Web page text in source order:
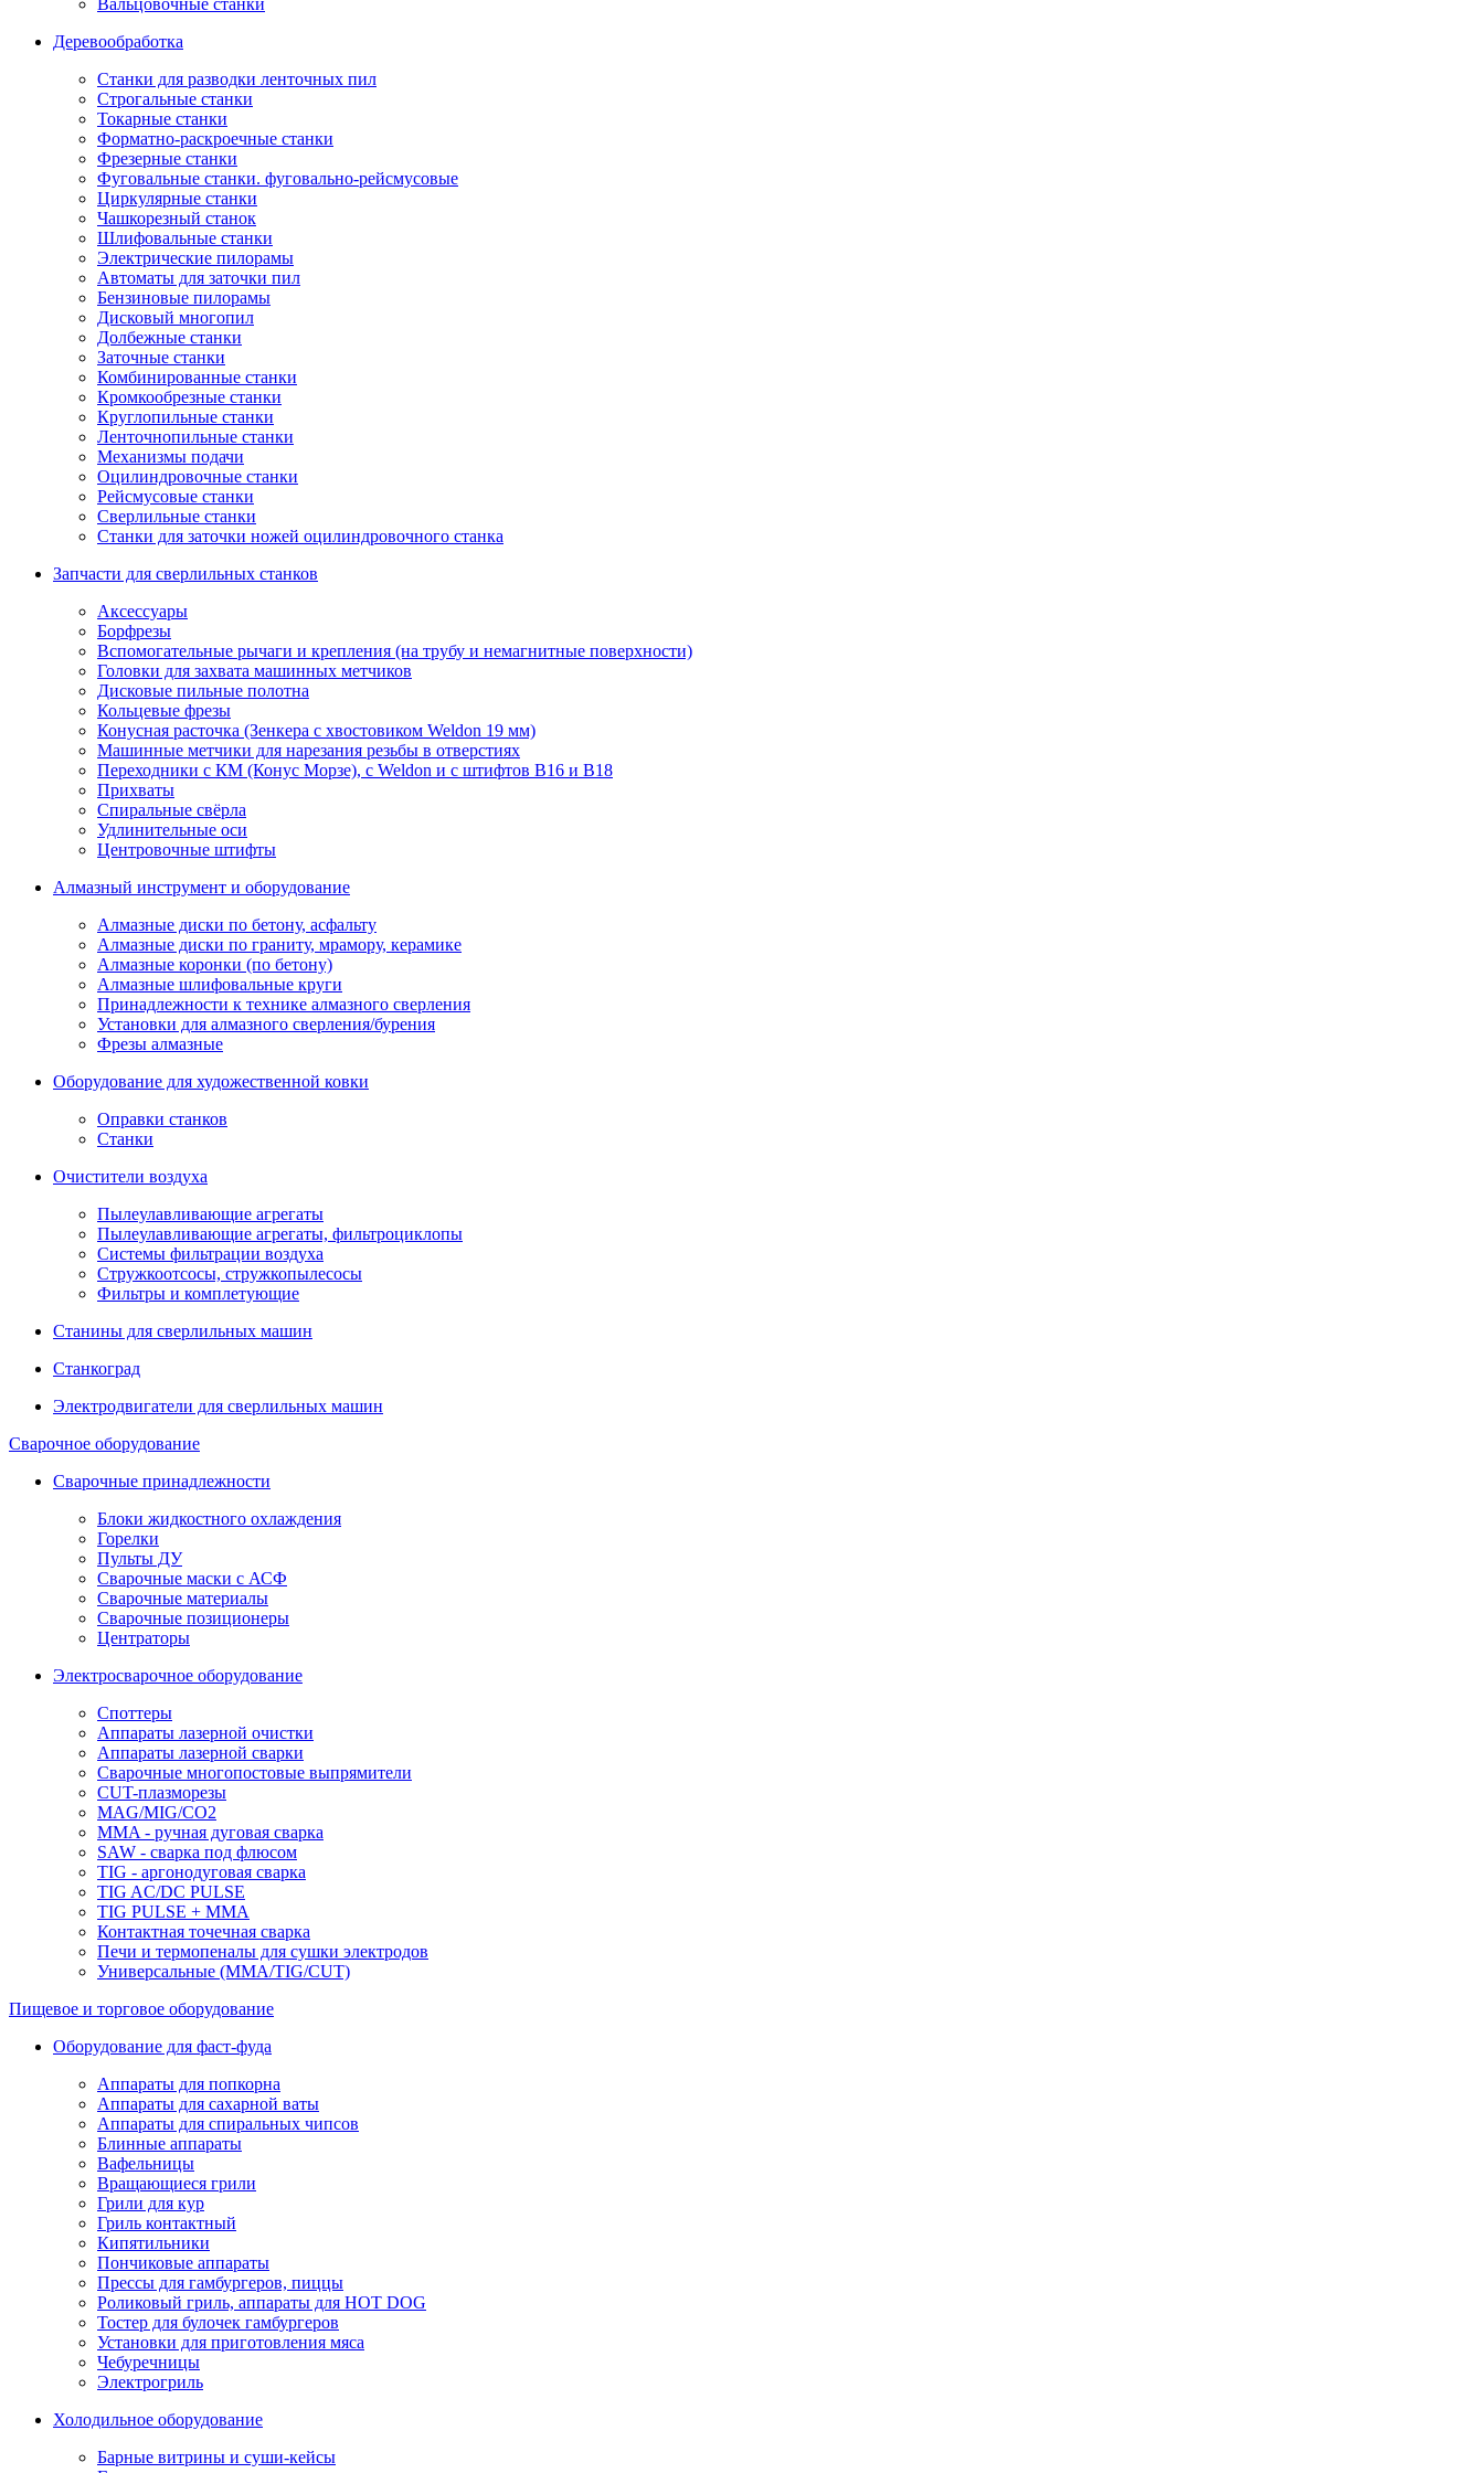
Вальцовочные станки
Деревообработка
Станки для разводки ленточных пил
Строгальные станки
Токарные станки
Форматно-раскроечные станки
Фрезерные станки
Фуговальные станки. фуговально-рейсмусовые
Циркулярные станки
Чашкорезный станок
Шлифовальные станки
Электрические пилорамы
Автоматы для заточки пил
Бензиновые пилорамы
Дисковый многопил
Долбежные станки
Заточные станки
Комбинированные станки
Кромкообрезные станки
Круглопильные станки
Ленточнопильные станки
Механизмы подачи
Оцилиндровочные станки
Рейсмусовые станки
Сверлильные станки
Станки для заточки ножей оцилиндровочного станка
Запчасти для сверлильных станков
Аксессуары
Борфрезы
Вспомогательные рычаги и крепления (на трубу и немагнитные поверхности)
Головки для захвата машинных метчиков
Дисковые пильные полотна
Кольцевые фрезы
Конусная расточка (Зенкера с хвостовиком Weldon 19 мм)
Машинные метчики для нарезания резьбы в отверстиях
Переходники с КМ (Конус Морзе), с Weldon и с штифтов В16 и В18
Прихваты
Спиральные свёрла
Удлинительные оси
Центровочные штифты
Алмазный инструмент и оборудование
Алмазные диски по бетону, асфальту
Алмазные диски по граниту, мрамору, керамике
Алмазные коронки (по бетону)
Алмазные шлифовальные круги
Принадлежности к технике алмазного сверления
Установки для алмазного сверления/бурения
Фрезы алмазные
Оборудование для художественной ковки
Оправки станков
Станки
Очистители воздуха
Пылеулавливающие агрегаты
Пылеулавливающие агрегаты, фильтроциклопы
Системы фильтрации воздуха
Стружкоотсосы, стружкопылесосы
Фильтры и комплетующие
Станины для сверлильных машин
Станкоград
Электродвигатели для сверлильных машин
Сварочное оборудование
Сварочные принадлежности
Блоки жидкостного охлаждения
Горелки
Пульты ДУ
Сварочные маски с АСФ
Сварочные материалы
Сварочные позиционеры
Центраторы
Электросварочное оборудование
Споттеры
Аппараты лазерной очистки
Аппараты лазерной сварки
Сварочные многопостовые выпрямители
CUT-плазморезы
MAG/MIG/CO2
MMA - ручная дуговая сварка
SAW - сварка под флюсом
TIG - аргонодуговая сварка
TIG AC/DC PULSE
TIG PULSE + MMA
Контактная точечная сварка
Печи и термопеналы для сушки электродов
Универсальные (MMA/TIG/CUT)
Пищевое и торговое оборудование
Оборудование для фаст-фуда
Аппараты для попкорна
Аппараты для сахарной ваты
Аппараты для спиральных чипсов
Блинные аппараты
Вафельницы
Вращающиеся грили
Грили для кур
Гриль контактный
Кипятильники
Пончиковые аппараты
Прессы для гамбургеров, пиццы
Роликовый гриль, аппараты для HOT DOG
Тостер для булочек гамбургеров
Установки для приготовления мяса
Чебуречницы
Электрогриль
Холодильное оборудование
Барные витрины и суши-кейсы